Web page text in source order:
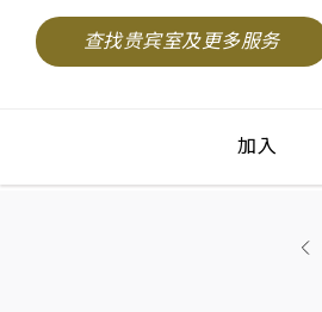
查找贵宾室及更多服务
加入